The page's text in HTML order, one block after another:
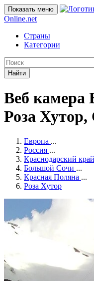
Показать меню
Online.net
Страны
Категории
Найти
Веб камера
Роза
Европа ...
Россия ...
Краснодарский край
Большой Сочи ...
Красная Поляна ...
Роза Хутор